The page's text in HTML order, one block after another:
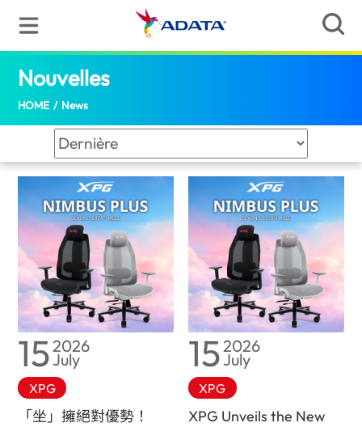
Nouvelles(Mauritius)
HOME / News
152026
July
XPG
「坐」擁絕對優勢！
152026
July
XPG
XPG Unveils the New
News | ADATA (Mauritius)